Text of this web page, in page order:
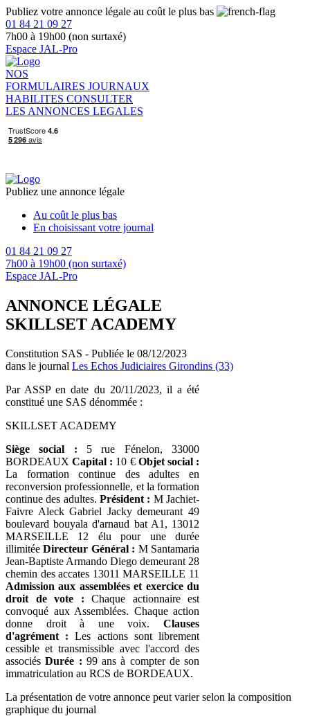
Publiez votre annonce légale au coût le plus bas
01 84 21 09 27
7h00 à 19h00 (non surtaxé)
Espace JAL-Pro
NOS
FORMULAIRES JOURNAUX
HABILITES CONSULTER
LES ANNONCES LEGALES
Publiez une annonce légale
Au coût le plus bas
En choisissant votre journal
01 84 21 09 27
7h00 à 19h00 (non surtaxé)
Espace JAL-Pro
ANNONCE LÉGALE
SKILLSET ACADEMY
Constitution SAS - Publiée le 08/12/2023
dans le journal Les Echos Judiciaires Girondins (33)
Par ASSP en date du 20/11/2023, il a été
constitué une SAS dénommée :
SKILLSET ACADEMY
Siège social : 5 rue Fénelon, 33000
BORDEAUXCapital : 10 € Objet social :
La formation continue des adultes en
reconversion professionnelle, et la formation
continue des adultes. Président : M Jachiet-
Faivre Aleck Gabriel Jacky demeurant 49
boulevard bouyala d'arnaud bat A1, 13012
MARSEILLE 12 élu pour une durée
illimitéeDirecteur Général : M Santamaria
Jean-Baptiste Armando Diego demeurant 28
chemin des accates 13011 MARSEILLE 11
Admission aux assemblées et exercice du
droit de vote : Chaque actionnaire est
convoqué aux Assemblées. Chaque action
donne droit à une voix. Clauses
d'agrément : Les actions sont librement
cessible et transmissible avec l'accord des
associésDurée : 99 ans à compter de son
immatriculation au RCS de BORDEAUX.
La présentation de votre annonce peut varier selon la composition
graphique du journal